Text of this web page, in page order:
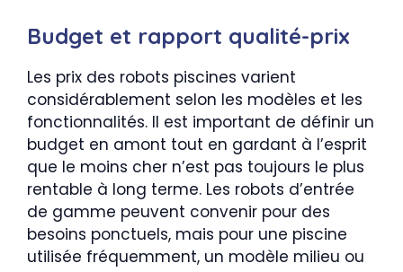
Budget et rapport qualité-prix
Les prix des robots piscines varient
considérablement selon les modèles et les
fonctionnalités. Il est important de définir un
budget en amont tout en gardant à l’esprit
que le moins cher n’est pas toujours le plus
rentable à long terme. Les robots d’entrée
de gamme peuvent convenir pour des
besoins ponctuels, mais pour une piscine
utilisée fréquemment, un modèle milieu ou